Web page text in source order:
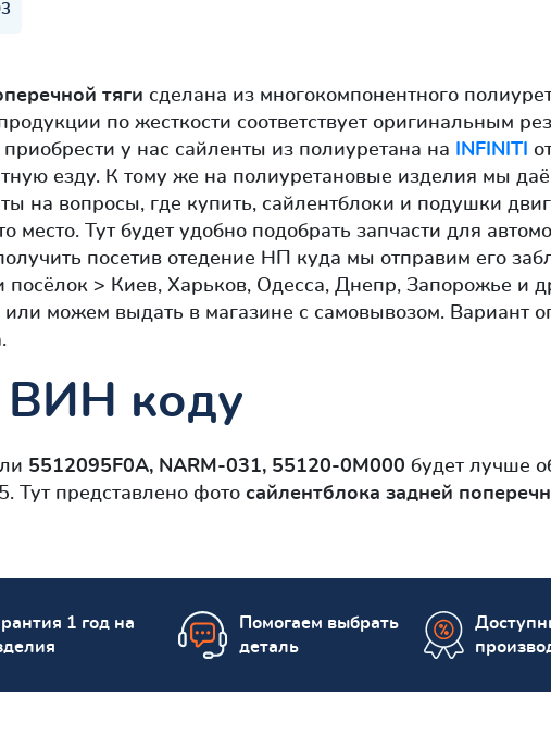
тяги сделана из многокомпонентного
по жесткости соответствует оригинальным
у нас сайленты из полиуретана на INFINITI
езду. К тому же на полиуретановые изделия мы
на вопросы, где купить, сайлентблоки и подушки
место. Тут будет удобно подобрать запчасти для
посетив отедение НП куда мы отправим его
посёлок > Киев, Харьков, Одесса, Днепр, Запорожье и
можем выдать в магазине с самовывозом. Вариант
ВИН коду
5512095F0A, NARM-031, 55120-0M000 будет лучше
Тут представлено фото сайлентблокa задней
1 год на
Помогаем выбрать
деталь